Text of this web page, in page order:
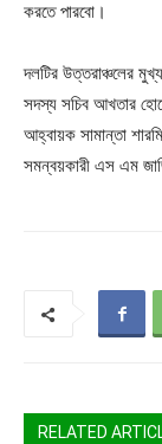
করতে পারবো।
‎দলটির উত্তরাঞ্চলের
সদস্য সচিব আখতার
আহ্বায়ক সামান্তা
সমন্বয়কারী এস এম
RELATED